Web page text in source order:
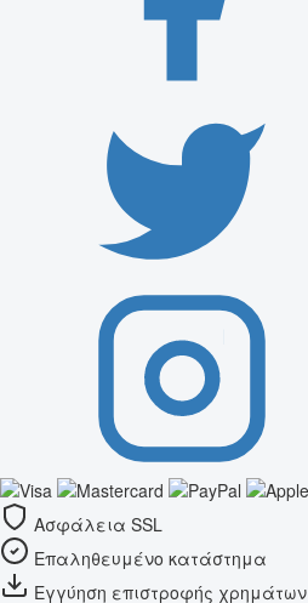
Ασφάλεια SSL
Επαληθευμένο κατάστημα
Εγγύηση επιστροφής χρημάτων